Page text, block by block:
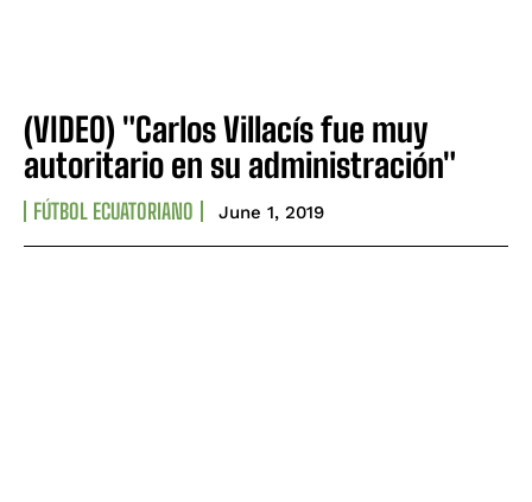
(VIDEO) "Carlos Villacís fue muy
autoritario en su administración"
FÚTBOL ECUATORIANO June 1, 2019